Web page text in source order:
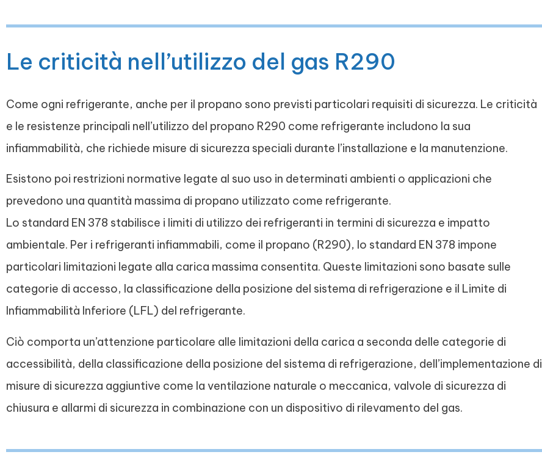
Le criticità nell’utilizzo del gas R290
Come ogni refrigerante, anche per il propano sono previsti particolari requisiti di sicurezza. Le criticità
e le resistenze principali nell’utilizzo del propano R290 come refrigerante includono la sua
infiammabilità, che richiede misure di sicurezza speciali durante l’installazione e la manutenzione.
Esistono poi restrizioni normative legate al suo uso in determinati ambienti o applicazioni che
prevedono una quantità massima di propano utilizzato come refrigerante.
Lo standard EN 378 stabilisce i limiti di utilizzo dei refrigeranti in termini di sicurezza e impatto
ambientale. Per i refrigeranti infiammabili, come il propano (R290), lo standard EN 378 impone
particolari limitazioni legate alla carica massima consentita. Queste limitazioni sono basate sulle
categorie di accesso, la classificazione della posizione del sistema di refrigerazione e il Limite di
Infiammabilità Inferiore (LFL) del refrigerante.
Ciò comporta un’attenzione particolare alle limitazioni della carica a seconda delle categorie di
accessibilità, della classificazione della posizione del sistema di refrigerazione, dell’implementazione di
misure di sicurezza aggiuntive come la ventilazione naturale o meccanica, valvole di sicurezza di
chiusura e allarmi di sicurezza in combinazione con un dispositivo di rilevamento del gas.